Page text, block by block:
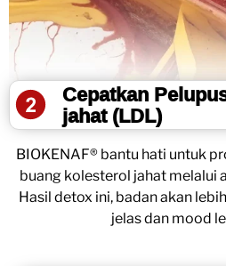
Cepatkan
jahat (LDL)
BIOKENAF® bantu hati untuk
buang kolesterol jahat melalui
Hasil detox ini, badan akan
jelas dan mood